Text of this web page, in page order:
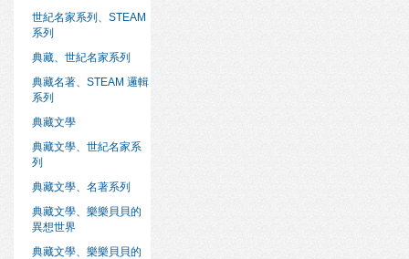
世紀名家系列、STEAM
系列
典藏、世紀名家系列
典藏名著、STEAM 邏輯
系列
典藏文學
典藏文學、世紀名家系
列
典藏文學、名著系列
典藏文學、樂樂貝貝的
異想世界
典藏文學、樂樂貝貝的